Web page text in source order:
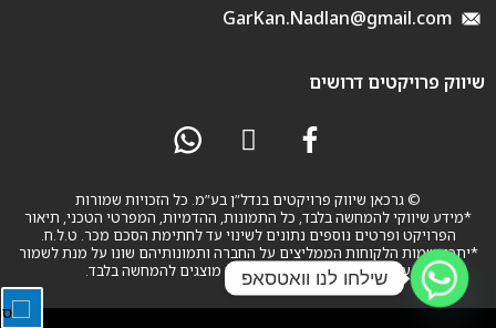
GarKan.Nadlan@gmail.com
שיווק פרויקטים דרושים
© גרכאן שיווק פרויקטים בנדל”ן בע”מ. כל הזכויות שמורות
*מידע שיווקי להמחשה בלבד, כל התמונות, ההדמיות, המפרטי הטכני, תיאור
הפרויקט ופרטים נוספים נתונים לשינוי עד לחתימת הסכם מכר. ט.ל.ח.
*יתכן ושמות הלקוחות הממליצים על החברה ותמונותיהם שונו על מנת לשמור
על פרטיותם. השמות והתמונות מוצגים להמחשה בלבד.
שילחו לנו וואטסאפ